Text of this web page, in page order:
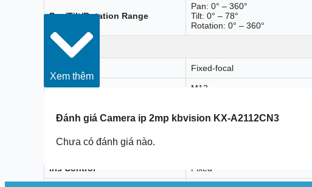
Pan/Tilt/Rotation Range
Pan: 0° – 360°
Tilt: 0° – 78°
Rotation: 0° – 360°
Lens
Fixed-focal
Lens Mount M12
Field of View
Iris Control Fixed
Xem thêm
Đánh giá Camera ip 2mp kbvision KX-A2112CN3
Chưa có đánh giá nào.